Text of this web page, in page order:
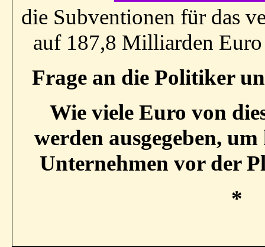
die Subventionen für das
auf 187,8 Milliarden
Frage an die Politiker
Wie viele Euro von
werden ausgegeben,
Unternehmen vor der
*